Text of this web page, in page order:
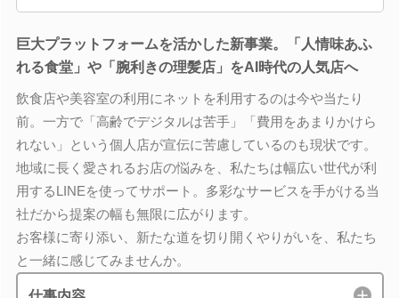
巨大プラットフォームを活かした新事業。「人情味あふ
れる食堂」や「腕利きの理髪店」をAI時代の人気店へ
飲食店や美容室の利用にネットを利用するのは今や当たり
前。一方で「高齢でデジタルは苦手」「費用をあまりかけら
れない」という個人店が宣伝に苦慮しているのも現状です。
地域に長く愛されるお店の悩みを、私たちは幅広い世代が利
用するLINEを使ってサポート。多彩なサービスを手がける当
社だから提案の幅も無限に広がります。
お客様に寄り添い、新たな道を切り開くやりがいを、私たち
と一緒に感じてみませんか。